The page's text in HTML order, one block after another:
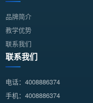
品牌简介
教学优势
联系我们
联系我们
电话：4008886374
手机：4008886374